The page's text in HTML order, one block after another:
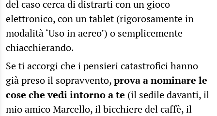
del caso cerca di distrarti con un gioco
elettronico, con un tablet (rigorosamente in
modalità ‘Uso in aereo’) o semplicemente
chiacchierando.
Se ti accorgi che i pensieri catastrofici hanno
già preso il sopravvento,prova a nominare le
cose che vedi intorno a te (il sedile davanti, il
mio amico Marcello, il bicchiere del caffè, il